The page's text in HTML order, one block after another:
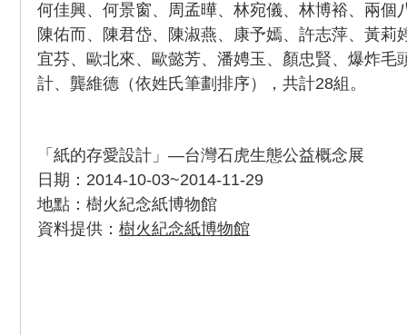
何佳興、何景窗、周孟曄、林宛儀、林博裕、兩個
陳佑而、陳君岱、陳淑燕、康予嫣、許志萍、黃莉
宜芬、歐北來、歐懿芳、潘娉玉、顏忠賢、爆炸毛
計、龔維德（依姓氏筆劃排序），共計28組。
「紙的存愛設計」—台灣石虎生態公益概念展
日期：2014-10-03~2014-11-29
地點：樹火紀念紙博物館
資料提供： 樹火紀念紙博物館